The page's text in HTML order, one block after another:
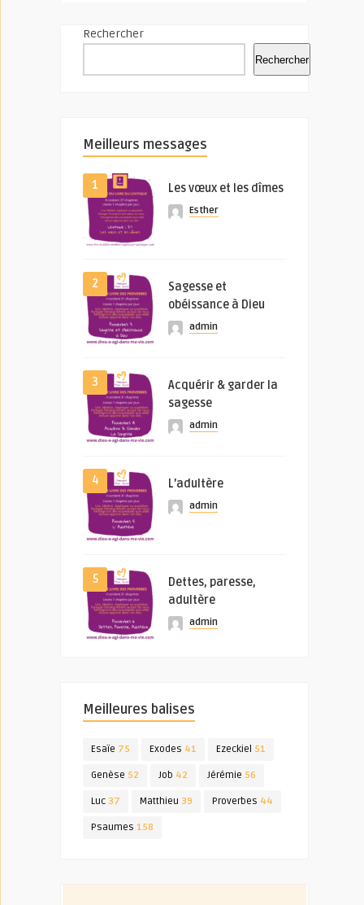
Rechercher
Rechercher
Meilleurs messages
1 Les vœux et les dîmes
Esther
2
Sagesse et
obéissance à Dieu
admin
3
Acquérir & garder la
sagesse
admin
4 L’adultère
admin
5
Dettes, paresse,
adultère
admin
Meilleures balises
Esaïe 75 Exodes 41 Ezeckiel 51
Genèse 52 Job 42 Jérémie 56
Luc 37 Matthieu 39 Proverbes 44
Psaumes 158